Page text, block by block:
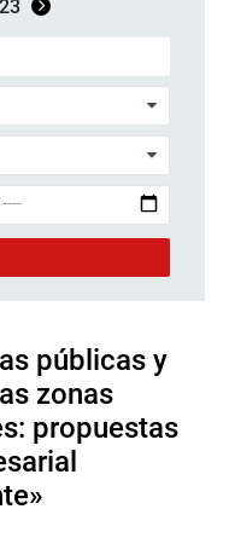
públicas y
zonas
propuestas